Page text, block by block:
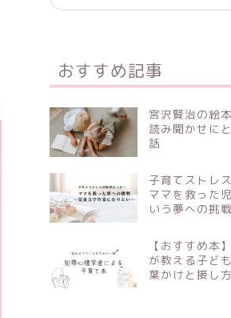
おすすめ記事
宮沢賢治の絵
読み聞かせに
話
子育てストレ
ママを救った
いう夢への挑戦
【おすすめ本
が教える子ど
葉かけと接し方